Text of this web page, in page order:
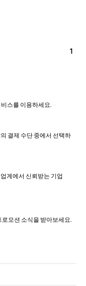
1
스를 이용하세요.
결제 수단 중에서 선택하
계에서 신뢰받는 기업
로모션 소식을 받아보세요.